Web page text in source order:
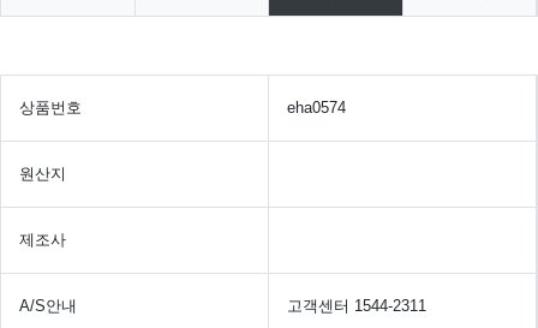
상품번호 eha0574
원산지
제조사
A/S안내 고객센터 1544-2311